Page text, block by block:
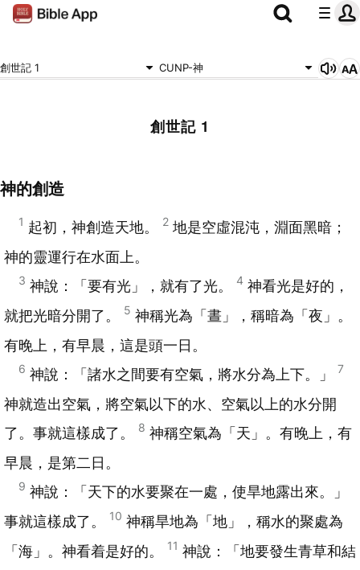
創世記 1 CUNP-神
創世記 1
神的創造
1 起初，神創造天地。 2 地是空虛混沌，淵面黑暗；
神的靈運行在水面上。
3 神說：「要有光」，就有了光。 4 神看光是好的，
就把光暗分開了。
5 神稱光為「晝」，稱暗為「夜」。
有晚上，有早晨，這是頭一日。
6 神說：「諸水之間要有空氣，將水分為上下。」 7
神就造出空氣，將空氣以下的水、空氣以上的水分開
了。事就這樣成了。
8 神稱空氣為「天」。有晚上，有
早晨，是第二日。
9 神說：「天下的水要聚在一處，使旱地露出來。」
事就這樣成了。
10 神稱旱地為「地」，稱水的聚處為
「海」。神看着是好的。
11 神說：「地要發生青草和結